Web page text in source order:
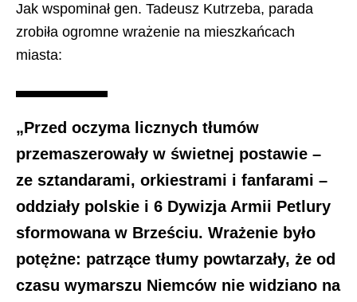
Jak wspominał gen. Tadeusz Kutrzeba, parada
zrobiła ogromne wrażenie na mieszkańcach
miasta:
„Przed oczyma licznych tłumów
przemaszerowały w świetnej postawie –
ze sztandarami, orkiestrami i fanfarami –
oddziały polskie i 6 Dywizja Armii Petlury
sformowana w Brześciu. Wrażenie było
potężne: patrzące tłumy powtarzały, że od
czasu wymarszu Niemców nie widziano na